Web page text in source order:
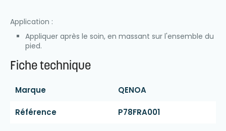
Application :
Appliquer après le soin, en massant sur l'ensemble du
pied.
Fiche technique
Marque QENOA
Référence P78FRA001